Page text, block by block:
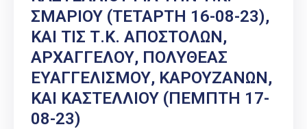
ΣΜΑΡΙΟΥ (ΤΕΤΑΡΤΗ 16-08-23),
ΚΑΙ ΤΙΣ Τ.Κ. ΑΠΟΣΤΟΛΩΝ,
ΑΡΧΑΓΓΕΛΟΥ, ΠΟΛΥΘΕΑΣ
ΕΥΑΓΓΕΛΙΣΜΟΥ, ΚΑΡΟΥΖΑΝΩΝ,
ΚΑΙ ΚΑΣΤΕΛΛΙΟΥ (ΠΕΜΠΤΗ 17-
08-23)